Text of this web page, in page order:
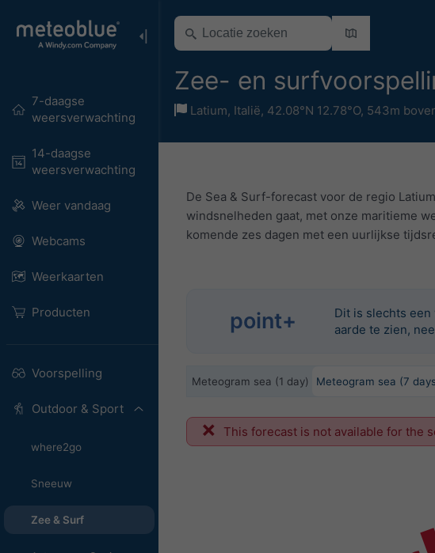
7-daagse
weersverwachting
14-daagse
weersverwachting
Weer vandaag
Webcams
Weerkaarten
Producten
Voorspelling
Outdoor & Sport
where2go
Sneeuw
Zee & Surf
Zee- en
Latium, Italië, 42.08°N 12.78°O, 543m
De Sea & Surf-forecast voor de regio
windsnelheden gaat, met onze maritieme
komende zes dagen met een uurlijkse
point+
Dit is slechts
aarde te zien,
Meteogram sea (1 day) Meteogram sea (7
This forecast is not available for the